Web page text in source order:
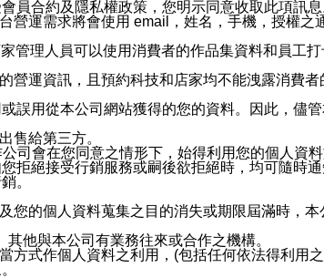
員合約及隱私權政策，您明示同意收取此項訊
營運需求將會使用 email，姓名，手機，授權
管理人員可以使用消費者的作品集資料和員工
營運資訊，且預約科技和店家均不能洩露消費
誤用從本公司網站獲得的您的資料。因此，儘
售給第三方。
司會在您同意之情形下，始得利用您的個人資
拒絕接受行銷服務或嗣後欲拒絕時，均可隨時
。
的個人資料蒐集之目的消失或期限屆滿時，本
他與本公司有業務往來或合作之機構。
方式作個人資料之利用，(包括任何依法得利用